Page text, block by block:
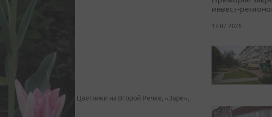
Цветники на Второй Речке, «Заре»,
инвест-
17.07.2026